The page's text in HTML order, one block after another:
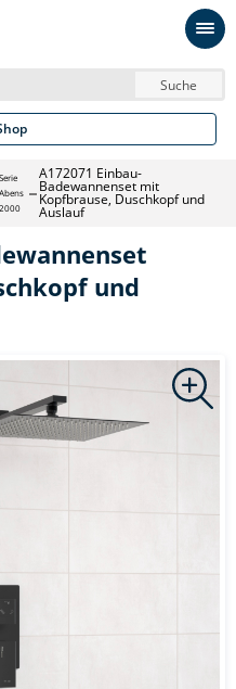
Suche
Serie
Abens
2000
A172071 Einbau-
Badewannenset mit
Kopfbrause, Duschkopf und
Auslauf
und